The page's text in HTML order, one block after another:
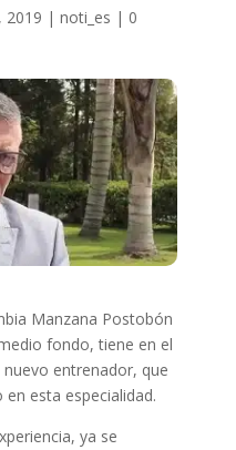
2019 | noti_es | 0
Manzana Postobón
fondo, tiene en el
entrenador, que
esta especialidad.
ya se